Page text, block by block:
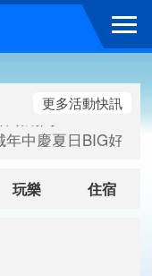
期間：115/08/07-
郵好禮(活動期間：
期間：115/08/07-
中慶夏日BIG好刷(
更多活動快訊
玩樂 住宿